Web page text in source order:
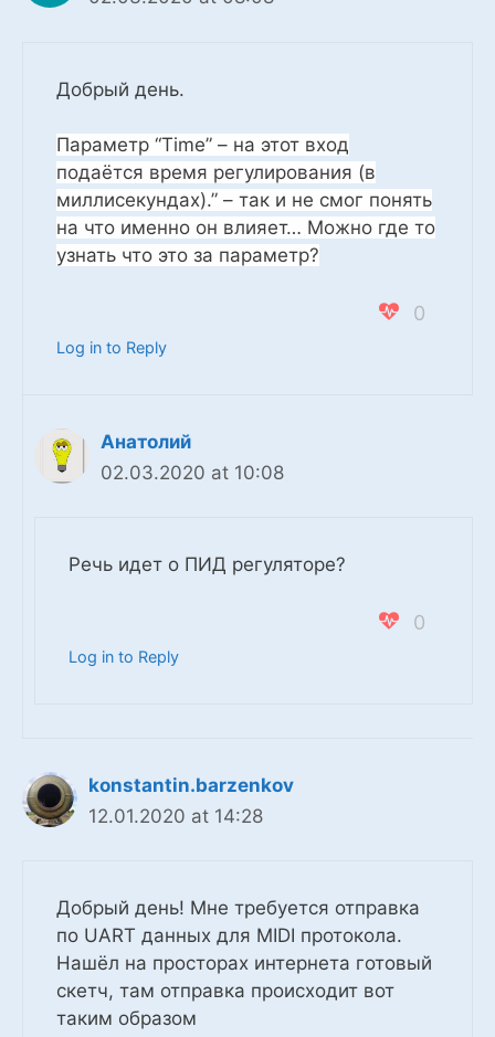
Добрый день.
Параметр “Time” – на этот вход
подаётся время регулирования (в
миллисекундах).” – так и не смог понять
на что именно он влияет… Можно где то
узнать что это за параметр?
0
Log in to Reply
Анатолий
02.03.2020 at 10:08
Речь идет о ПИД регуляторе?
0
Log in to Reply
konstantin.barzenkov
12.01.2020 at 14:28
Добрый день! Мне требуется отправка
по UART данных для MIDI протокола.
Нашёл на просторах интернета готовый
скетч, там отправка происходит вот
таким образом